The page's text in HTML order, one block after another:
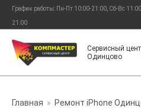
Перейти
содержимому
График работы: Пн-Пт 10:00-21:00, Сб-Вс
21:00
Сервисный
Одинцово
Главная Ремонт iPhone